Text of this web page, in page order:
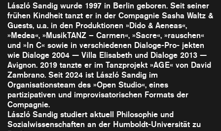
László Sandig wurde 1997 in Berlin geboren. Seit seiner
frühen Kindheit tanzt er in der Compagnie Sasha Waltz &
Guests, u.a. in den Produktionen »Dido & Aeneas«,
»Medea«, »MusikTANZ – Carmen«, »Sacre«, »rauschen«
und »In C« sowie in verschiedenen Dialoge-Pro- jekten
wie Dialoge 2004 — Villa Elisabeth und Dialoge 2013 —
Avignon. 2019 tanzte er im Tanzprojekt »AGE« von David
Zambrano. Seit 2024 ist László Sandig im
Organisationsteam des »Open Studio«, eines
partizipativen und improvisatorischen Formats der
Compagnie.
László Sandig studiert aktuell Philosophie und
Sozialwissenschaften an der Humboldt-Universität zu